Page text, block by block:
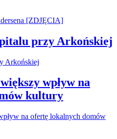
przy Arkońskiej
wpływ na
kultury